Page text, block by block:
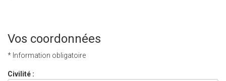
Vos coordonnées
* Information obligatoire
Civilité :